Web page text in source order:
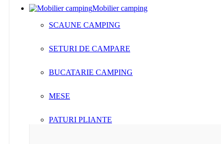
Mobilier camping
SCAUNE CAMPING
SETURI DE CAMPARE
BUCATARIE CAMPING
MESE
PATURI PLIANTE